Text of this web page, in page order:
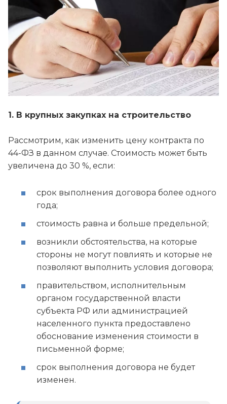
1. В крупных закупках на строительство
Рассмотрим, как изменить цену контракта по
44-ФЗ в данном случае. Стоимость может быть
увеличена до 30 %, если:
срок выполнения договора более одного
года;
стоимость равна и больше предельной;
возникли обстоятельства, на которые
стороны не могут повлиять и которые не
позволяют выполнить условия договора;
правительством, исполнительным
органом государственной власти
субъекта РФ или администрацией
населенного пункта предоставлено
обоснование изменения стоимости в
письменной форме;
срок выполнения договора не будет
изменен.